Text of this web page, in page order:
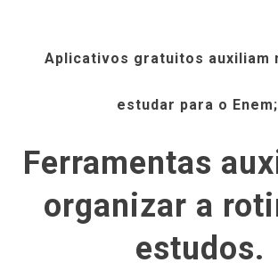
Aplicativos gratuitos auxiliam
estudar para o Enem;
Ferramentas
organizar a
estudos.